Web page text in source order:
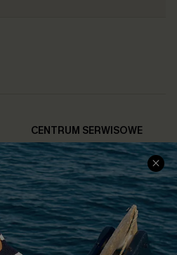
CENTRUM SERWISOWE
Informacje o Wysyłce
Jak Śledzić
Polityka Zwrotów
Rozpocznij Zwrot
Informacje o Rozmiarach